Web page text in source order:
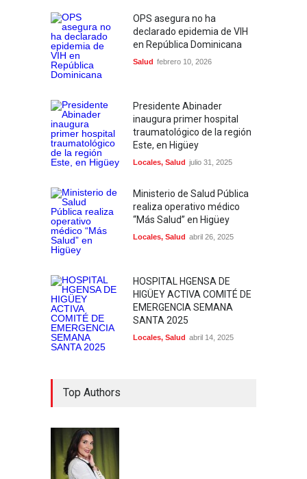
OPS asegura no ha
declarado epidemia de VIH
en República Dominicana
Salud febrero 10, 2026
Presidente Abinader
inaugura primer hospital
traumatológico de la región
Este, en Higüey
Locales, Salud julio 31, 2025
Ministerio de Salud Pública
realiza operativo médico
“Más Salud” en Higüey
Locales, Salud abril 26, 2025
HOSPITAL HGENSA DE
HIGÜEY ACTIVA COMITÉ DE
EMERGENCIA SEMANA
SANTA 2025
Locales, Salud abril 14, 2025
Top Authors